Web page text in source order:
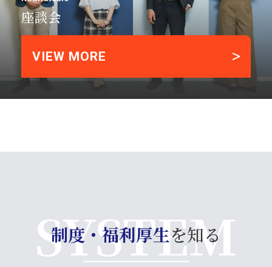
座談会
VIEW MORE
制度・福利厚生を知る